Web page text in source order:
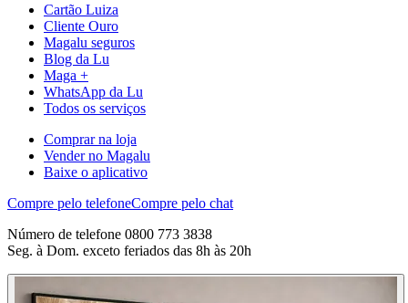
Cartão Luiza
Cliente Ouro
Magalu seguros
Blog da Lu
Maga +
WhatsApp da Lu
Todos os serviços
Comprar na loja
Vender no Magalu
Baixe o aplicativo
Compre pelo telefoneCompre pelo chat
Número de telefone 0800 773 3838
Seg. à Dom. exceto feriados das 8h às 20h